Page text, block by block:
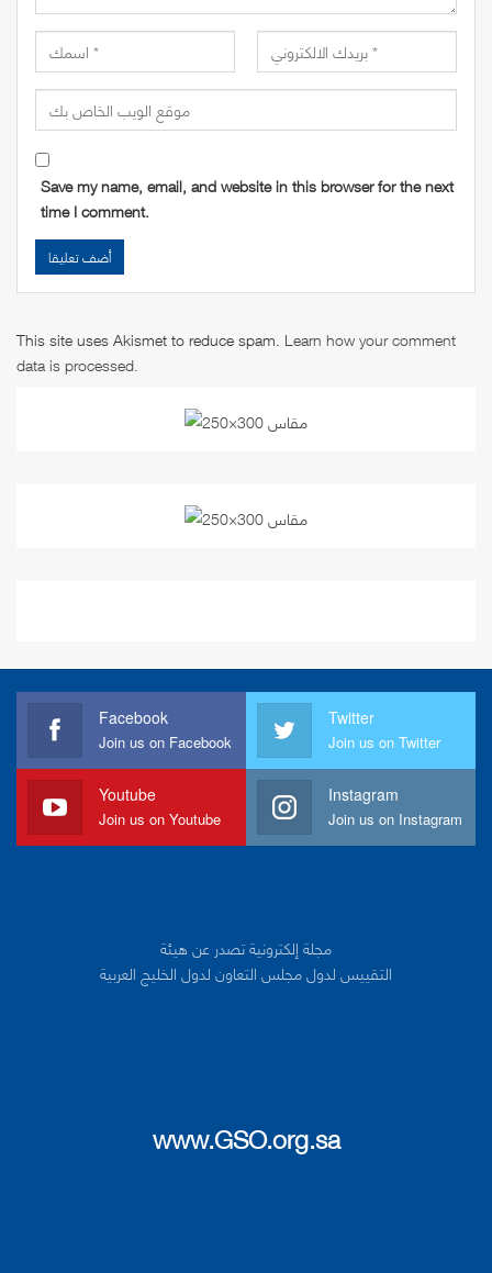
Save my name, email, and website in this browser for the next
time I comment.
This site uses Akismet to reduce spam. Learn how your comment
data is processed.
Facebook
Join us on Facebook
Twitter
Join us on Twitter
Youtube
Join us on Youtube
Instagram
Join us on Instagram
مجلة إلكترونية تصدر عن هيئة
التقييس لدول مجلس التعاون لدول الخليج العربية
www.GSO.org.sa